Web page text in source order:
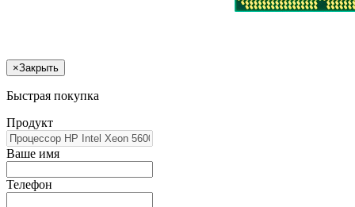
×Закрыть
Быстрая покупка
Продукт
Ваше имя
Телефон